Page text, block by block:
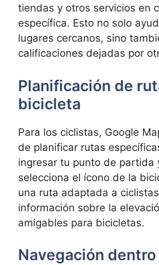
tiendas y otros servicios en
específica. Esto no solo
lugares cercanos, sino
calificaciones dejadas por
Planificación de
bicicleta
Para los ciclistas, Google
de planificar rutas
ingresar tu punto de partida
selecciona el ícono de la
una ruta adaptada a
información sobre la
amigables para bicicletas.
Navegación